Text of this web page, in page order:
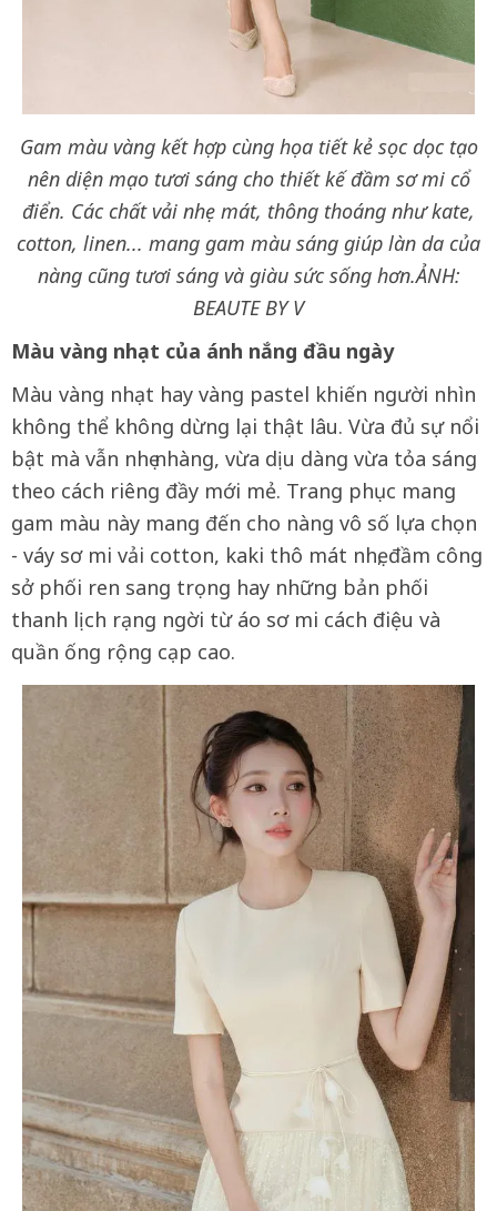
Gam màu vàng kết hợp cùng họa tiết kẻ sọc dọc tạo
nên diện mạo tươi sáng cho thiết kế đầm sơ mi cổ
điển. Các chất vải nhẹ mát, thông thoáng như kate,
cotton, linen... mang gam màu sáng giúp làn da của
nàng cũng tươi sáng và giàu sức sống hơn.ẢNH:
BEAUTE BY V
Màu vàng nhạt của ánh nắng đầu ngày
Màu vàng nhạt hay vàng pastel khiến người nhìn
không thể không dừng lại thật lâu. Vừa đủ sự nổi
bật mà vẫn nhẹ nhàng, vừa dịu dàng vừa tỏa sáng
theo cách riêng đầy mới mẻ. Trang phục mang
gam màu này mang đến cho nàng vô số lựa chọn
- váy sơ mi vải cotton, kaki thô mát nhẹ, đầm công
sở phối ren sang trọng hay những bản phối
thanh lịch rạng ngời từ áo sơ mi cách điệu và
quần ống rộng cạp cao.